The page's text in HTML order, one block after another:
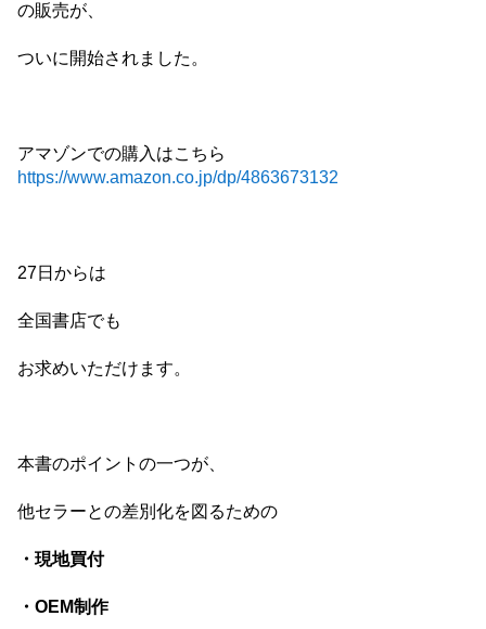
の販売が、
ついに開始されました。
アマゾンでの購入はこちら
https://www.amazon.co.jp/dp/4863673132
27日からは
全国書店でも
お求めいただけます。
本書のポイントの一つが、
他セラーとの差別化を図るための
・現地買付
・OEM制作